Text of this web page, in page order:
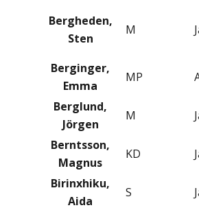
Bergheden,
Sten
M
Berginger,
Emma
MP
Berglund,
Jörgen
M
Berntsson,
Magnus
KD
Birinxhiku,
Aida
S